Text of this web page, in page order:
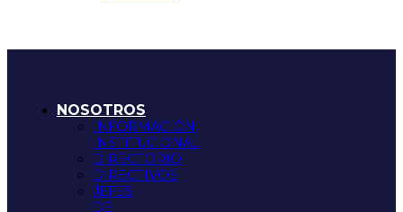
NOSOTROS
INFORMACIÓN
INSTITUCIONAL
DIRECTORIO
DIRECTIVOS
JEFES
DE